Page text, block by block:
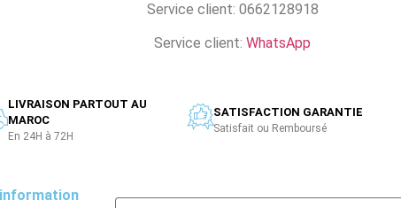
Service client: 0662128918
Service client: WhatsApp
LIVRAISON PARTOUT AU
MAROC
En 24H à 72H
SATISFACTION GARANTIE
Satisfait ou Remboursé